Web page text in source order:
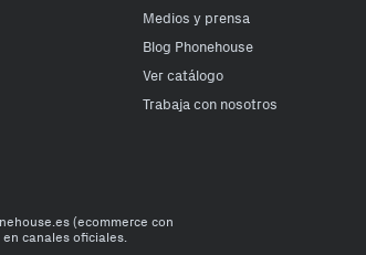
Medios y prensa
Blog Phonehouse
Ver catálogo
Trabaja con nosotros
(ecommerce con
canales oficiales.